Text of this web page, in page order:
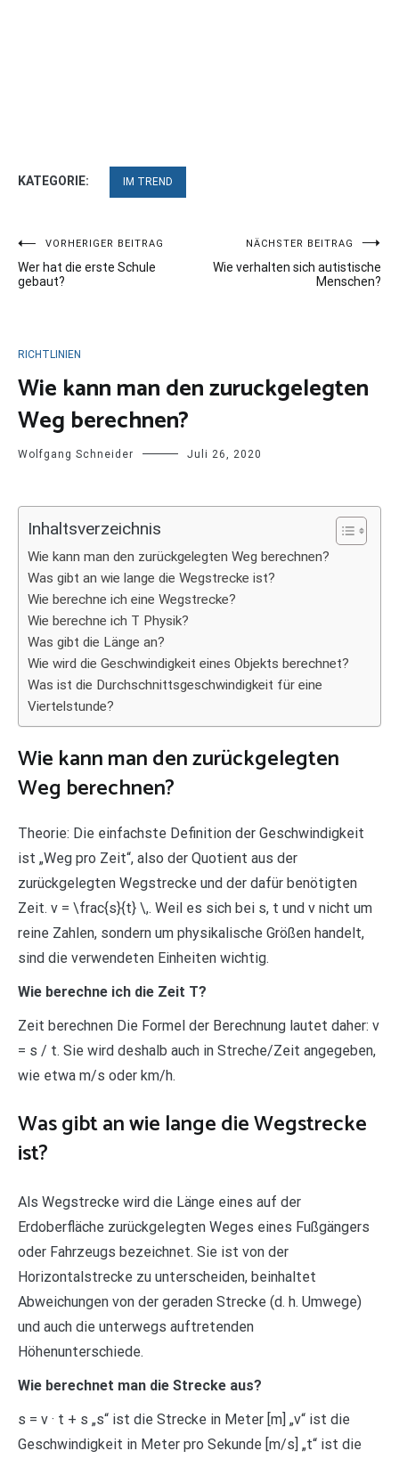
KATEGORIE: IM TREND
Beitragsnavigation
VORHERIGER BEITRAG
Wer hat die erste Schule
gebaut?
NÄCHSTER BEITRAG
Wie verhalten sich autistische
Menschen?
RICHTLINIEN
Wie kann man den zuruckgelegten
Weg berechnen?
Wolfgang Schneider Juli 26, 2020
Inhaltsverzeichnis
Wie kann man den zurückgelegten Weg berechnen?
Was gibt an wie lange die Wegstrecke ist?
Wie berechne ich eine Wegstrecke?
Wie berechne ich T Physik?
Was gibt die Länge an?
Wie wird die Geschwindigkeit eines Objekts berechnet?
Was ist die Durchschnittsgeschwindigkeit für eine
Viertelstunde?
Wie kann man den zurückgelegten
Weg berechnen?
Theorie: Die einfachste Definition der Geschwindigkeit
ist „Weg pro Zeit“, also der Quotient aus der
zurückgelegten Wegstrecke und der dafür benötigten
Zeit. v = \frac{s}{t} \,. Weil es sich bei s, t und v nicht um
reine Zahlen, sondern um physikalische Größen handelt,
sind die verwendeten Einheiten wichtig.
Wie berechne ich die Zeit T?
Zeit berechnen Die Formel der Berechnung lautet daher: v
= s / t. Sie wird deshalb auch in Streche/Zeit angegeben,
wie etwa m/s oder km/h.
Was gibt an wie lange die Wegstrecke
ist?
Als Wegstrecke wird die Länge eines auf der
Erdoberfläche zurückgelegten Weges eines Fußgängers
oder Fahrzeugs bezeichnet. Sie ist von der
Horizontalstrecke zu unterscheiden, beinhaltet
Abweichungen von der geraden Strecke (d. h. Umwege)
und auch die unterwegs auftretenden
Höhenunterschiede.
Wie berechnet man die Strecke aus?
s = v · t + s „s“ ist die Strecke in Meter [m] „v“ ist die
Geschwindigkeit in Meter pro Sekunde [m/s] „t“ ist die